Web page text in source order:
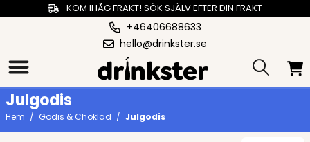
KOM IHÅG FRAKT! SÖK SJÄLV EFTER DIN FRAKT
+46406688633
hello@drinkster.se
Julgodis
Hem / Godis & Choklad / Julgodis